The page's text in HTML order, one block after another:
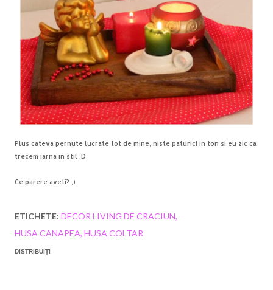
Plus cateva pernute lucrate tot de mine, niste paturici in ton si eu zic ca
trecem iarna in stil :D
Ce parere aveti? ;)
ETICHETE: DECOR LIVING DE CRACIUN
HUSA CANAPEA HUSA COLTAR
DISTRIBUIȚI